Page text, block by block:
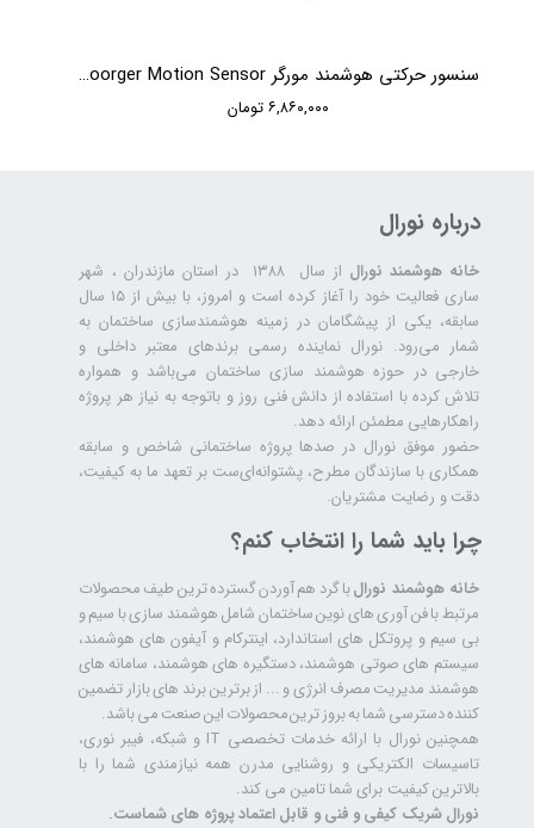
سنسور حرکتی هوشمند مورگر Moorger Motion Sensor
۶,۸۶۰,۰۰۰ تومان
درباره نورال
خانه هوشمند نورال
از سال ۱۳۸۸ در استان مازندران ، شهر
ساری فعالیت خود را آغاز کرده است و امروز، با بیش از ۱۵ سال
سابقه، یکی از پیشگامان در زمینه هوشمندسازی ساختمان به
شمار می‌رود. نورال نماینده رسمی برندهای معتبر داخلی و
خارجی در حوزه هوشمند سازی ساختمان می‌باشد و همواره
تلاش کرده با استفاده از دانش فنی روز و باتوجه به نیاز هر پروژه
راهکارهایی مطمئن ارائه دهد.
حضور موفق نورال در صدها پروژه‌ ساختمانی شاخص و سابقه
همکاری با سازندگان مطرح، پشتوانه‌ای‌ست بر تعهد ما به کیفیت،
دقت و رضایت مشتریان.
چرا باید شما را انتخاب کنم؟
خانه هوشمند نورالبا گرد هم آوردن گسترده ترین طیف محصولات
مرتبط با فن آوری های نوین ساختمان شامل هوشمند سازی با سیم و
بی سیم و پروتکل های استاندارد، اینترکام و آیفون های هوشمند،
سیستم های صوتی هوشمند، دستگیره های هوشمند، سامانه های
هوشمند مدیریت مصرف انرژی و ... از برترین برند های بازار تضمین
کننده دسترسی شما به بروز ترین محصولات این صنعت می باشد.
همچنین نورال با ارائه خدمات تخصصی IT و شبکه، فیبر نوری،
تاسیسات الکتریکی و روشنایی مدرن همه نیازمندی شما را با
بالاترین کیفیت برای شما تامین می کند.
نورال شریک کیفی و فنی و قابل اعتماد پروژه های شماست.